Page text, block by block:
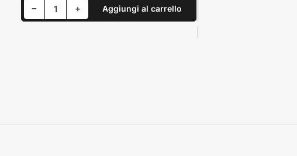
−Riduci quantità per Display Cinture Alfa Mito 2010 156087762 50513905
Quantità +Aumenta quantità per Display Cinture Alfa Mito 2010 156087762 50513905Aggiungi al carrello